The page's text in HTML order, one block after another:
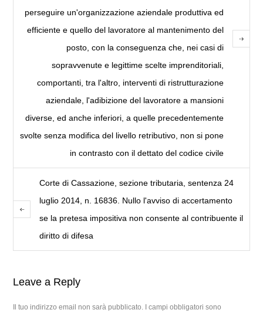
perseguire un'organizzazione aziendale produttiva ed
efficiente e quello del lavoratore al mantenimento del
posto, con la conseguenza che, nei casi di
sopravvenute e legittime scelte imprenditoriali,
comportanti, tra l'altro, interventi di ristrutturazione
aziendale, l'adibizione del lavoratore a mansioni
diverse, ed anche inferiori, a quelle precedentemente
svolte senza modifica del livello retributivo, non si pone
in contrasto con il dettato del codice civile
Corte di Cassazione, sezione tributaria, sentenza 24
luglio 2014, n. 16836. Nullo l'avviso di accertamento
se la pretesa impositiva non consente al contribuente il
diritto di difesa
Leave a Reply
Il tuo indirizzo email non sarà pubblicato.
I campi obbligatori sono